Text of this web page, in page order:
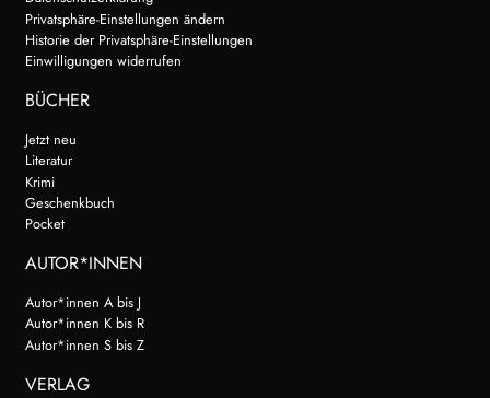
Privatsphäre-Einstellungen ändern
Historie der Privatsphäre-Einstellungen
Einwilligungen widerrufen
BÜCHER
Jetzt neu
Literatur
Krimi
Geschenkbuch
Pocket
AUTOR*INNEN
Autor*innen A bis J
Autor*innen K bis R
Autor*innen S bis Z
VERLAG